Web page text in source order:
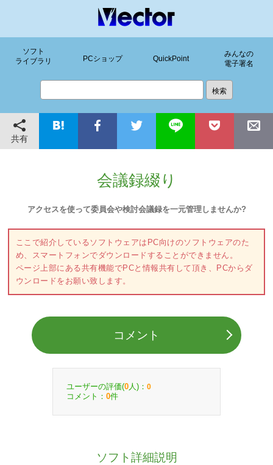
ソフト
ライブラリ
PCショップ QuickPoint
みんなの
電子署名
共有
会議録綴り
アクセスを使って委員会や検討会議録を一元管理しませんか?
ここで紹介しているソフトウェアはPC向けのソフトウェアのた
め、スマートフォンでダウンロードすることができません。
ページ上部にある共有機能でPCと情報共有して頂き、PCからダ
ウンロードをお願い致します。
コメント
ユーザーの評価(0 人)： 0
コメント： 0件
ソフト詳細説明